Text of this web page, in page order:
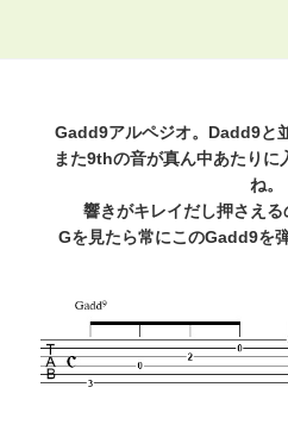
Gadd9アルペジオ。Dadd9と
また9thの音が真ん中あたりに
ね。
響きがキレイだし押さえる
Gを見たら常にこのGadd9を